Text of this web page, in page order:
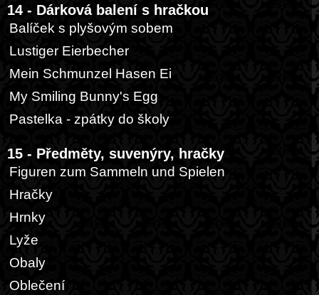
14 - Dárková balení s hračkou
Balíček s plyšovým sobem
Lustiger Eierbecher
Mein Schmunzel Hasen Ei
My Smiling Bunny's Egg
Pastelka - zpátky do školy
15 - Předměty, suvenýry, hračky
Figuren zum Sammeln und Spielen
Hračky
Hrnky
Lyže
Obaly
Oblečení